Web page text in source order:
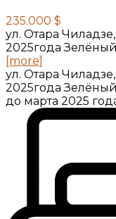
235.000 $
ул. Отара
2025года Зелёный
[more]
ул. Отара
2025года Зелёный
до марта 2025